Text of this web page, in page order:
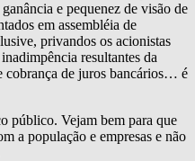
e pequenez de visão de
em assembléia de
privandos os acionistas
resultantes da
cobrança de juros bancários… é
público. Vejam bem para que
a população e empresas e não